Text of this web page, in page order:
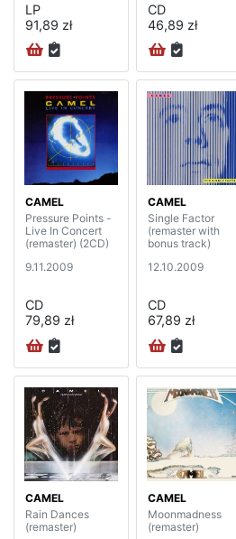
LP
91,89 zł
CD
46,89 zł
CAMEL
Pressure Points -
Live In Concert
(remaster) (2CD)
9.11.2009
CD
79,89 zł
CAMEL
Single Factor
(remaster with
bonus track)
12.10.2009
CD
67,89 zł
CAMEL
Rain Dances
(remaster)
CAMEL
Moonmadness
(remaster)